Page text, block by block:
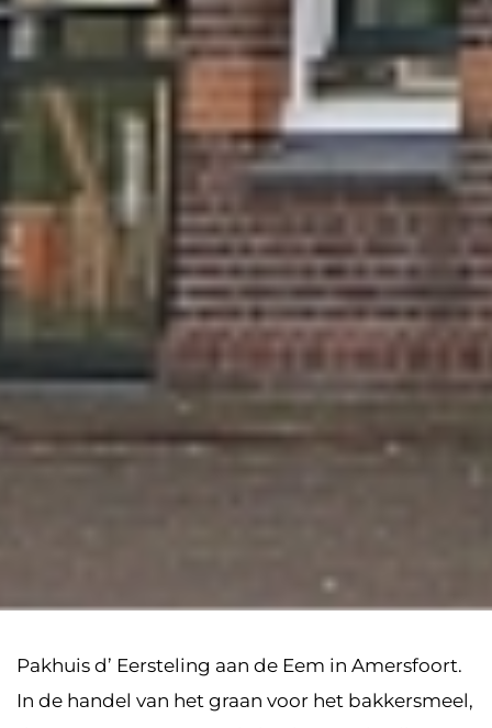
Pakhuis d’ Eersteling aan de Eem in Amersfoort.
In de handel van het graan voor het bakkersmeel,